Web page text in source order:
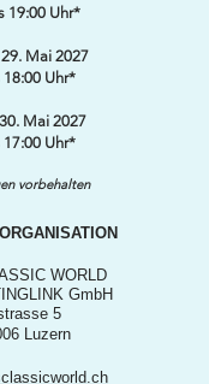
19:00 Uhr*
Mai 2027
18:00 Uhr*
Mai 2027
17:00 Uhr*
vorbehalten
WORLD
GmbH
5
Luzern